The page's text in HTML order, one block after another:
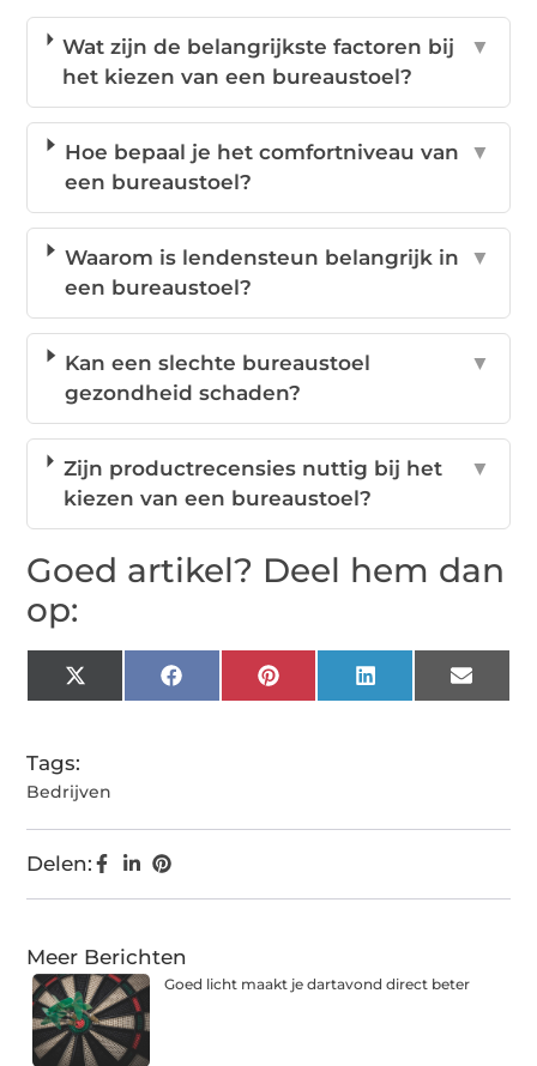
Wat zijn de belangrijkste factoren bij
het kiezen van een bureaustoel?
▼
Hoe bepaal je het comfortniveau van
een bureaustoel?
▼
Waarom is lendensteun belangrijk in
een bureaustoel?
▼
Kan een slechte bureaustoel
gezondheid schaden?
▼
Zijn productrecensies nuttig bij het
kiezen van een bureaustoel?
▼
Goed artikel? Deel hem dan
op:
X
(Twitter)
FacebookPinterestLinkedIn Email
Tags:
Bedrijven
Delen:
Meer Berichten
Goed licht maakt je dartavond direct beter